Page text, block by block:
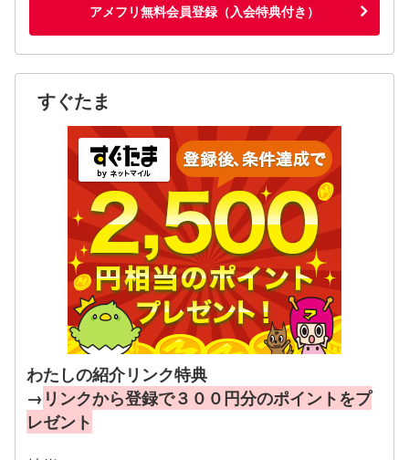
アメフリ無料会員登録（入会特典付き）
すぐたま
わたしの紹介リンク特典
→ リンクから登録で３００円分のポイントをプ
レゼント